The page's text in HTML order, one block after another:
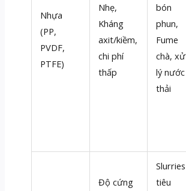
Nhựa
(PP,
PVDF,
PTFE)
Nhẹ,
Kháng
axit/kiềm,
chi phí
thấp
bón
phun,
Fume
chà, xử
lý nước
thải
Độ cứng
Slurries
tiêu